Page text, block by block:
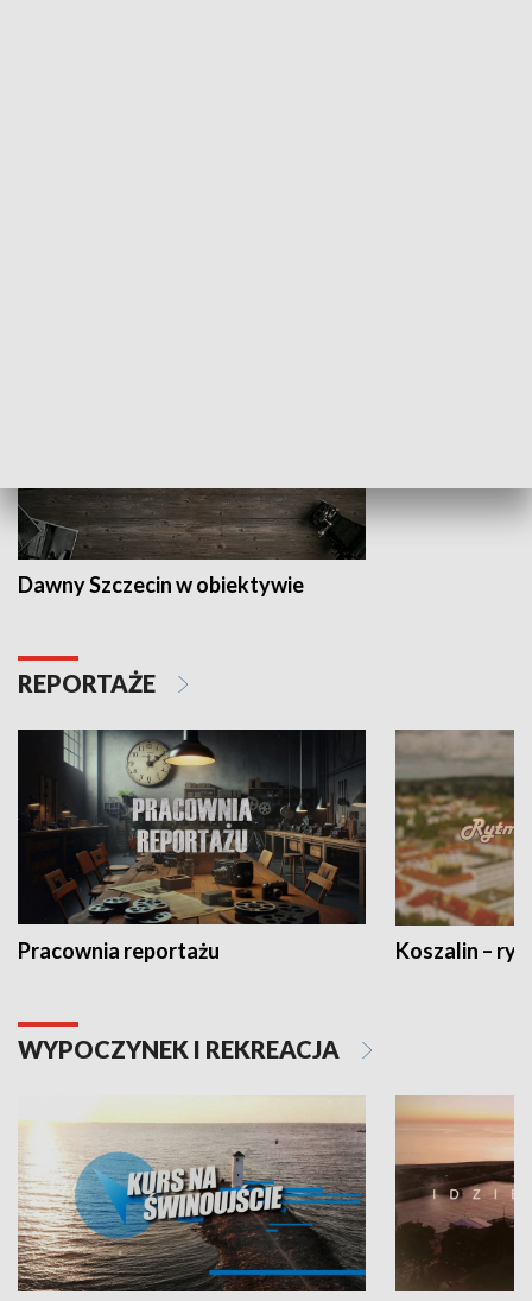
Dawny Szczecin w obiektywie
REPORTAŻE
Pracownia reportażu Koszalin –
WYPOCZYNEK I REKREACJA